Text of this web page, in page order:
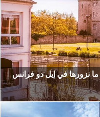
ما نزورها في إيل دو فرانس